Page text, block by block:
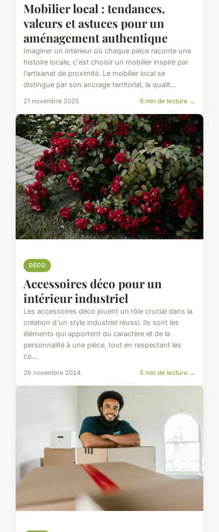
Mobilier local : tendances,
valeurs et astuces pour un
aménagement authentique
Imaginer un intérieur où chaque pièce raconte une
histoire locale, c'est choisir un mobilier inspiré par
l'artisanat de proximité. Le mobilier local se
distingue par son ancrage territorial, la qualit...
21 novembre 2025 6 min de lecture →
DÉCO
Accessoires déco pour un
intérieur industriel
Les accessoires déco jouent un rôle crucial dans la
création d'un style industriel réussi. Ils sont les
éléments qui apportent du caractère et de la
personnalité à une pièce, tout en respectant les
co...
26 novembre 2024 5 min de lecture →